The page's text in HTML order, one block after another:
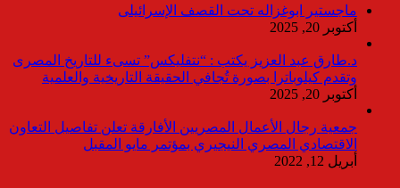
ماجستير ابوغزاله تحت القصف الإسرائيلى
أكتوبر 20, 2025
د.طارق عبد العزيز يكتب : “نتفليكس” تسىء للتاريخ المصرى
وتقدم كيلوباترا بصورة تُجافي الحقيقة التاريخية والعلمية
أكتوبر 20, 2025
جمعية رجال الأعمال المصريين الأفارقة تعلن تفاصيل التعاون
الاقتصادي المصري النيجيري بمؤتمر مايو المقبل
أبريل 12, 2022